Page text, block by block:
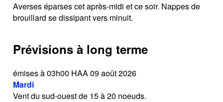
Averses éparses cet après-midi et ce soir. Nappes de
brouillard se dissipant vers minuit.
Prévisions à long terme
émises à 03h00 HAA 09 août 2026
Mardi
Vent du sud-ouest de 15 à 20 noeuds.